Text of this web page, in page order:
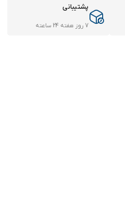
پشتیبانی
7 روز هفته 24 ساعته